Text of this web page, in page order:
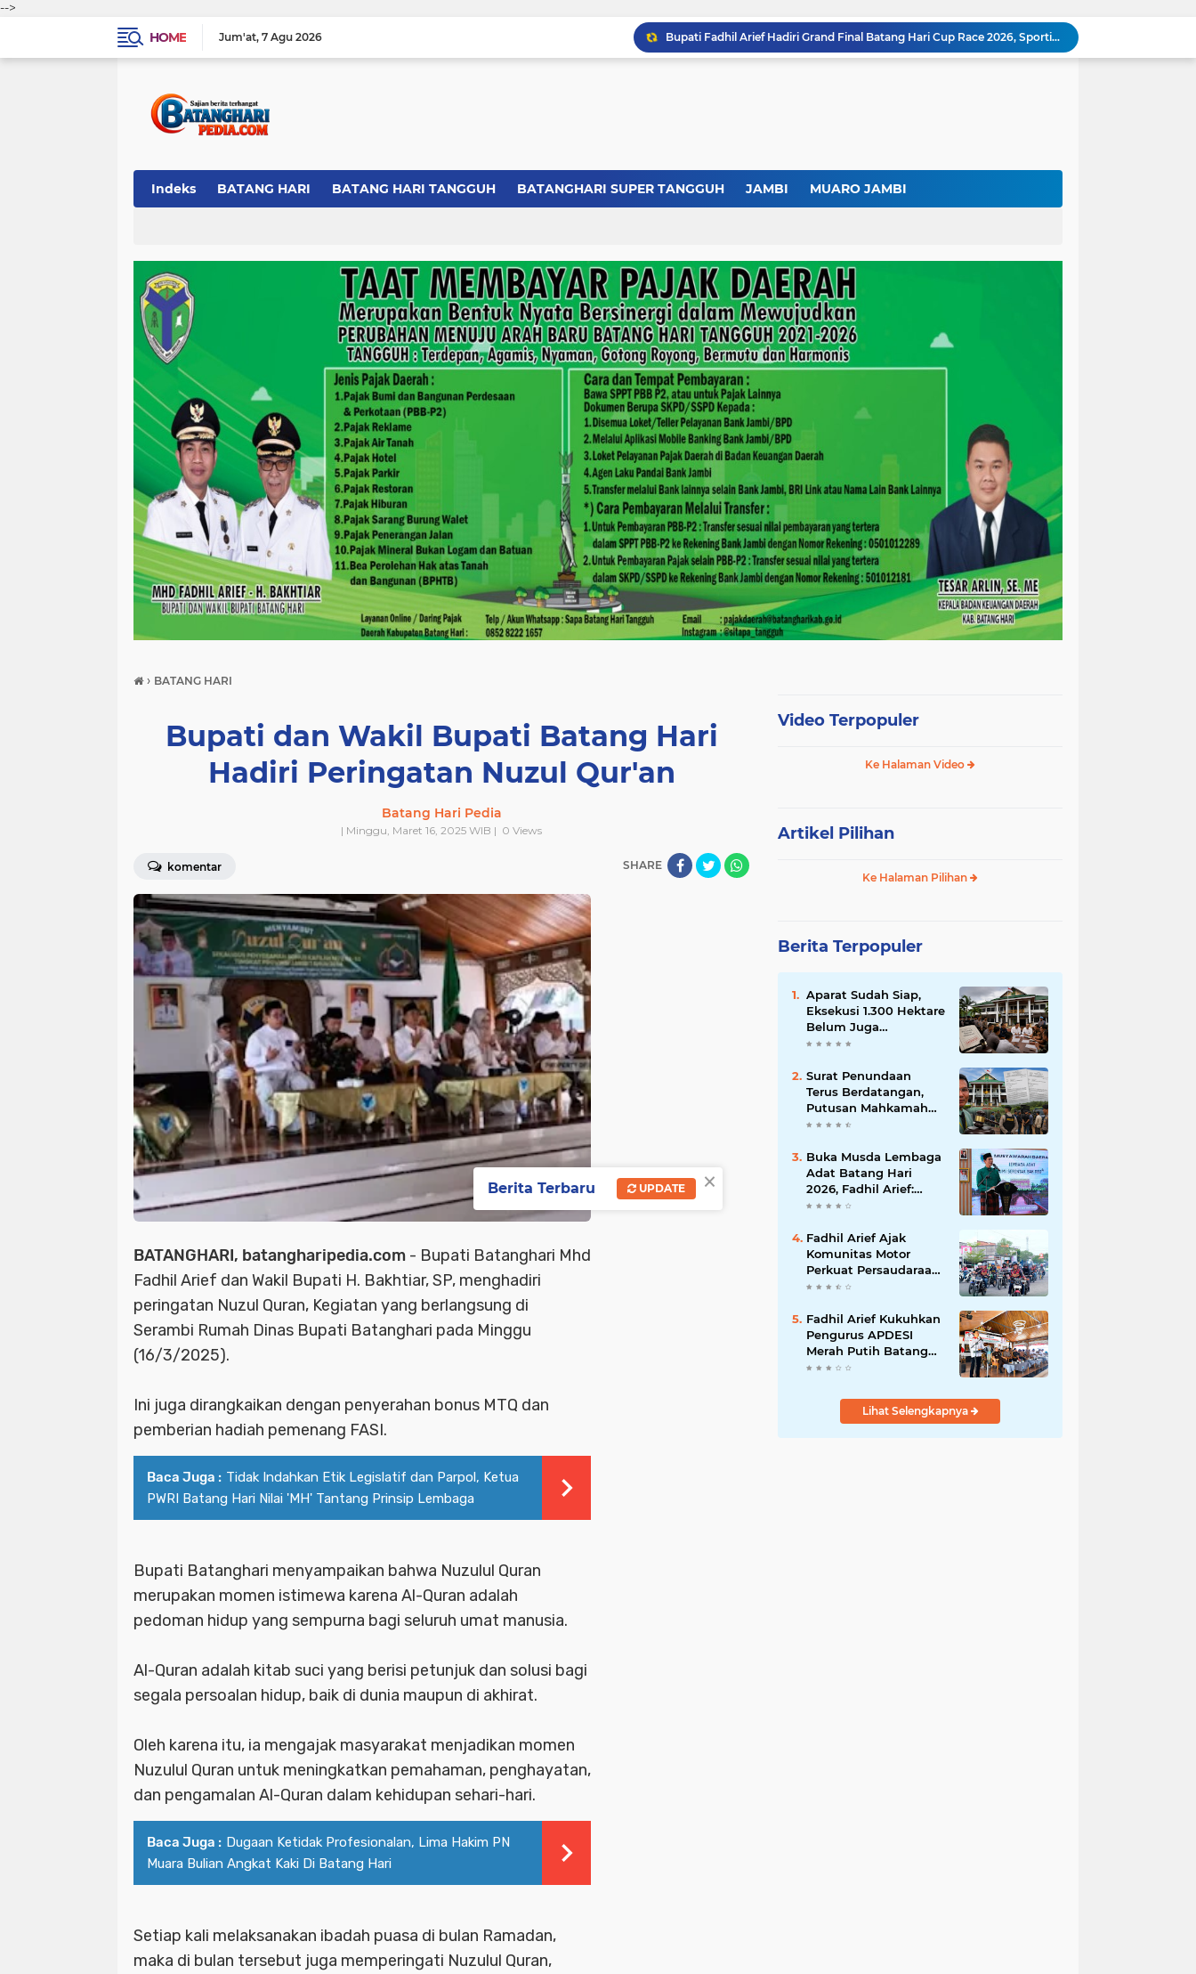
-->
HOME
Jum'at 7 Agu 2026
Bupati Fadhil Arief Hadiri Grand Final Batang Hari Cup Race 2026, Sportivitas dan UMKM Jadi Sorotan
Fadhil Arief Ajak Komunitas Motor Perkuat Persaudaraan dan Budaya Tertib Berlalu Lintas
Fadhil Arief Kukuhkan Pengurus APDESI Merah Putih Batang Hari, Iknak Nahkodai Periode 2026–2031
Indeks BATANG HARI BATANG HARI TANGGUH BATANGHARI SUPER TANGGUH JAMBI MUARO JAMBI
› BATANG HARI
Bupati dan Wakil Bupati Batang Hari
Hadiri Peringatan Nuzul Qur'an
Batang Hari Pedia
| Minggu, Maret 16, 2025 WIB | 0 Views
komentar SHARE
BATANGHARI, batangharipedia.com - Bupati Batanghari Mhd
Fadhil Arief dan Wakil Bupati H. Bakhtiar, SP, menghadiri
peringatan Nuzul Quran, Kegiatan yang berlangsung di
Serambi Rumah Dinas Bupati Batanghari pada Minggu
(16/3/2025).
Ini juga dirangkaikan dengan penyerahan bonus MTQ dan
pemberian hadiah pemenang FASI.
Baca Juga : Tidak Indahkan Etik Legislatif dan Parpol, Ketua
PWRI Batang Hari Nilai 'MH' Tantang Prinsip Lembaga
Bupati Batanghari menyampaikan bahwa Nuzulul Quran
merupakan momen istimewa karena Al-Quran adalah
pedoman hidup yang sempurna bagi seluruh umat manusia.
Al-Quran adalah kitab suci yang berisi petunjuk dan solusi bagi
segala persoalan hidup, baik di dunia maupun di akhirat.
Oleh karena itu, ia mengajak masyarakat menjadikan momen
Nuzulul Quran untuk meningkatkan pemahaman, penghayatan,
dan pengamalan Al-Quran dalam kehidupan sehari-hari.
Baca Juga : Dugaan Ketidak Profesionalan, Lima Hakim PN
Muara Bulian Angkat Kaki Di Batang Hari
Setiap kali melaksanakan ibadah puasa di bulan Ramadan,
maka di bulan tersebut juga memperingati Nuzulul Quran,
Video Terpopuler
Ke Halaman Video
Artikel Pilihan
Ke Halaman Pilihan
Berita Terpopuler
Aparat Sudah Siap,
Eksekusi 1.300 Hektare
Belum Juga
Ditetapkan PN Muara
Surat Penundaan
Terus Berdatangan,
Putusan Mahkamah
Agung Sudah Final,
Belum Dilaksanakan?
Buka Musda Lembaga
Adat Batang Hari
2026, Fadhil Arief:
Adat Adalah Benteng
Muda
Fadhil Arief Ajak
Komunitas Motor
Perkuat Persaudaraan
dan Budaya Tertib
Fadhil Arief Kukuhkan
Pengurus APDESI
Merah Putih Batang
Hari, Iknak Nahkodai
Lihat Selengkapnya
×
Berita Terbaru UPDATE